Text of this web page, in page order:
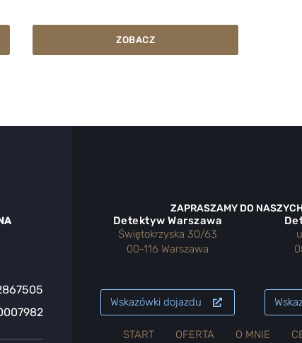
ZOBACZ
ZAPRASZAMY DO
Detektyw Warszawa
Świętokrzyska 30/63
00-116 Warszawa
Wskazówki dojazdu
START OFERTA O MNIE